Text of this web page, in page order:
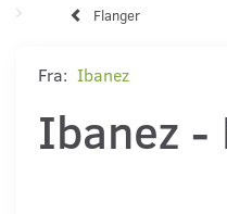
Flanger
Fra: Ibanez
Ibanez -